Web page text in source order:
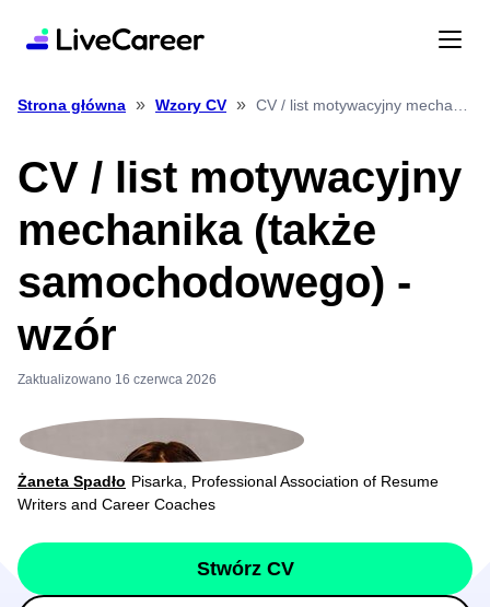
Strona główna » Wzory CV »
CV / list motywacyjny
mechanika (także
samochodowego) -
wzór
Zaktualizowano 16 czerwca 2026
Żaneta Spadło Pisarka, Professional Association of Resume
Writers and Career Coaches
Stwórz CV